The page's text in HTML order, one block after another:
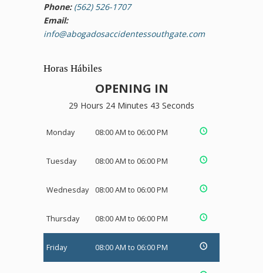
Phone: (562) 526-1707
Email:
info@abogadosaccidentessouthgate.com
Horas Hábiles
OPENING IN
29 Hours 24 Minutes 43 Seconds
Monday 08:00 AM to 06:00 PM
Tuesday 08:00 AM to 06:00 PM
Wednesday 08:00 AM to 06:00 PM
Thursday 08:00 AM to 06:00 PM
Friday 08:00 AM to 06:00 PM